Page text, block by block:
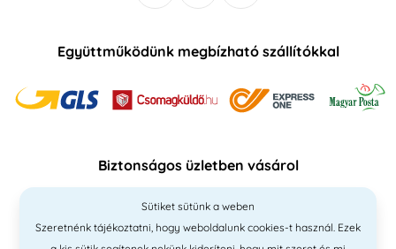
Együttműködünk megbízható szállítókkal
Biztonságos üzletben vásárol
Sütiket sütünk a weben
Szeretnénk tájékoztatni, hogy weboldalunk cookies-t használ. Ezek